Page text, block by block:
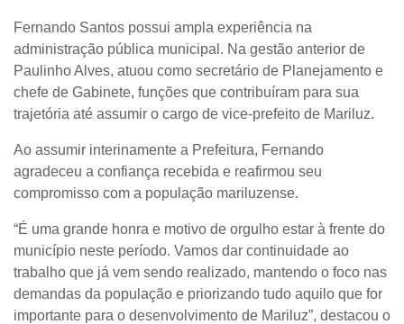
Fernando Santos possui ampla experiência na
administração pública municipal. Na gestão anterior de
Paulinho Alves, atuou como secretário de Planejamento e
chefe de Gabinete, funções que contribuíram para sua
trajetória até assumir o cargo de vice-prefeito de Mariluz.
Ao assumir interinamente a Prefeitura, Fernando
agradeceu a confiança recebida e reafirmou seu
compromisso com a população mariluzense.
“É uma grande honra e motivo de orgulho estar à frente do
município neste período. Vamos dar continuidade ao
trabalho que já vem sendo realizado, mantendo o foco nas
demandas da população e priorizando tudo aquilo que for
importante para o desenvolvimento de Mariluz”, destacou o